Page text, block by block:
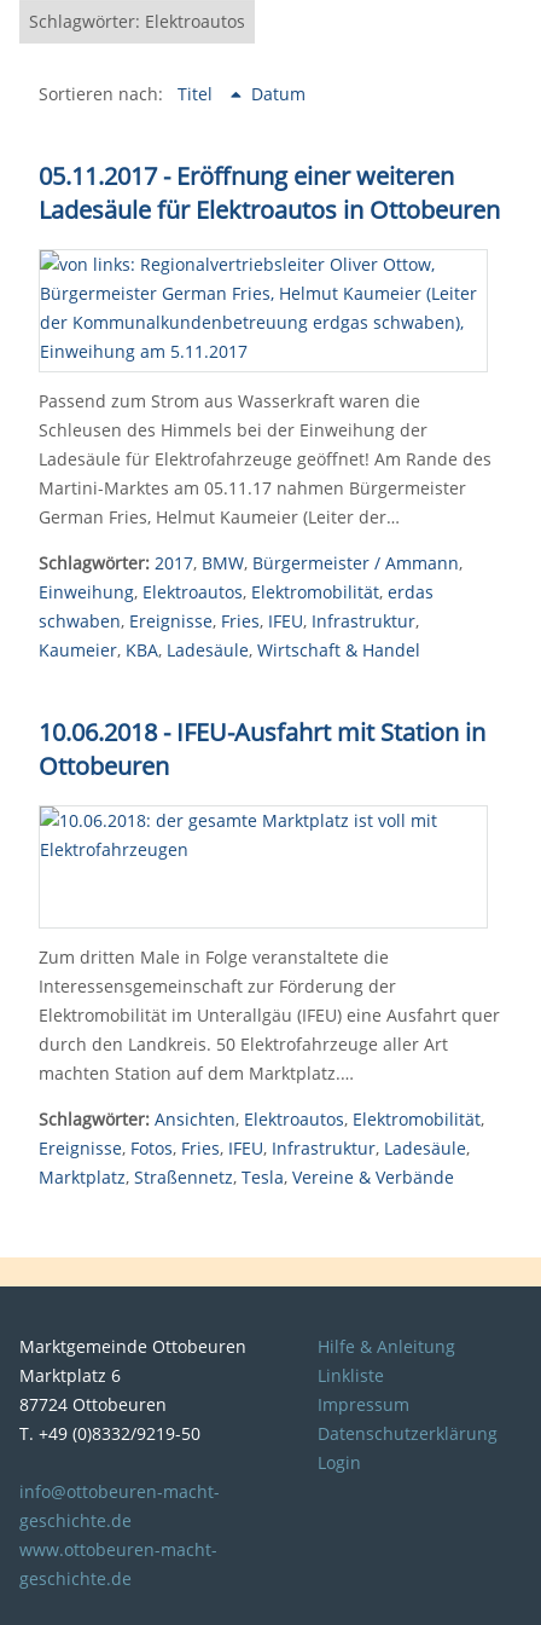
Schlagwörter: Elektroautos
Sortieren nach: Titel Datum
05.11.2017 - Eröffnung einer weiteren
Ladesäule für Elektroautos in Ottobeuren
Passend zum Strom aus Wasserkraft waren die
Schleusen des Himmels bei der Einweihung der
Ladesäule für Elektrofahrzeuge geöffnet! Am Rande des
Martini-Marktes am 05.11.17 nahmen Bürgermeister
German Fries, Helmut Kaumeier (Leiter der…
Schlagwörter: 2017, BMW, Bürgermeister / Ammann,
Einweihung, Elektroautos, Elektromobilität, erdas
schwaben, Ereignisse, Fries, IFEU, Infrastruktur,
Kaumeier, KBA, Ladesäule, Wirtschaft & Handel
10.06.2018 - IFEU-Ausfahrt mit Station in
Ottobeuren
Zum dritten Male in Folge veranstaltete die
Interessensgemeinschaft zur Förderung der
Elektromobilität im Unterallgäu (IFEU) eine Ausfahrt quer
durch den Landkreis. 50 Elektrofahrzeuge aller Art
machten Station auf dem Marktplatz.…
Schlagwörter: Ansichten, Elektroautos, Elektromobilität,
Ereignisse, Fotos, Fries, IFEU, Infrastruktur, Ladesäule,
Marktplatz, Straßennetz, Tesla, Vereine & Verbände
Marktgemeinde Ottobeuren
Marktplatz 6
87724 Ottobeuren
T. +49 (0)8332/9219-50
info@ottobeuren-macht-
geschichte.de
www.ottobeuren-macht-
geschichte.de
Hilfe & Anleitung
Linkliste
Impressum
Datenschutzerklärung
Login